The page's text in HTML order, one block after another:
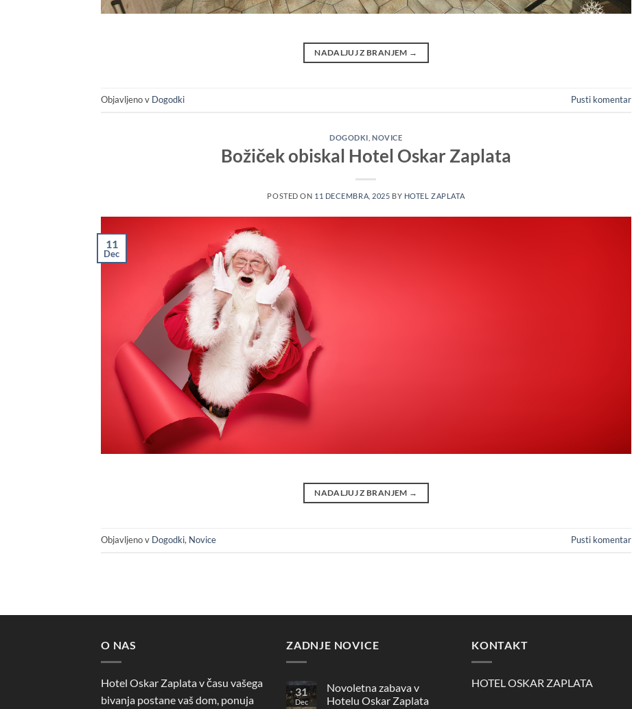
NADALJUJ Z BRANJEM →
Objavljeno v Dogodki Pusti komentar
DOGODKI ,NOVICE
Božiček obiskal Hotel Oskar Zaplata
POSTED ON 11 DECEMBRA, 2025 BY HOTEL ZAPLATA
11
Dec
NADALJUJ Z BRANJEM →
Objavljeno v Dogodki, Novice Pusti komentar
O NAS
Hotel Oskar Zaplata v času vašega
bivanja postane vaš dom, ponuja
ZADNJE NOVICE
31
Dec
Novoletna zabava v
Hotelu Oskar Zaplata
KONTAKT
HOTEL OSKAR ZAPLATA